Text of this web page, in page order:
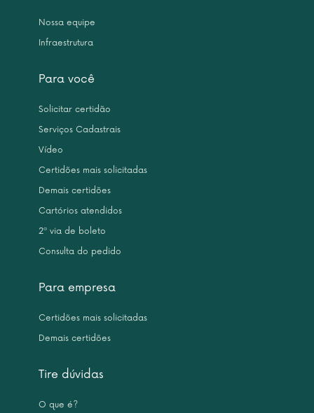
Nossa equipe
Infraestrutura
Para você
Solicitar certidão
Serviços Cadastrais
Vídeo
Certidões mais solicitadas
Demais certidões
Cartórios atendidos
2ª via de boleto
Consulta do pedido
Para empresa
Certidões mais solicitadas
Demais certidões
Tire dúvidas
O que é?